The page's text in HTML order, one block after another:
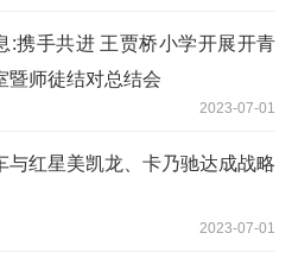
:携手共进 王贾桥小学开展开青
暨师徒结对总结会
2023-07-01
与红星美凯龙、卡乃驰达成战略
2023-07-01